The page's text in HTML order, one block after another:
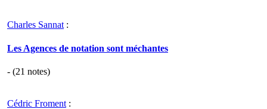
Charles Sannat :
Les Agences de notation sont méchantes
- (21 notes)
Cédric Froment :